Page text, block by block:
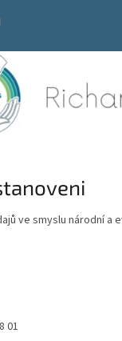
ve smyslu národní a
01